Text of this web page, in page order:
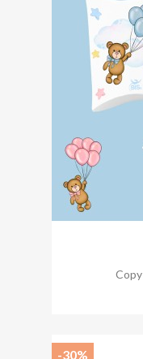
-30%